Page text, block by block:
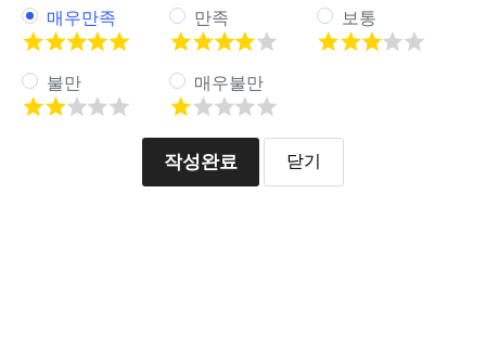
매우만족 만족 보통
불만 매우불만
작성완료 닫기